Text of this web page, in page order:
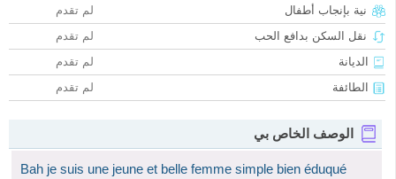
نية بإنجاب أطفال
لم تقدم
نقل السكن بدافع الحب
لم تقدم
الديانة
لم تقدم
الطائفة
لم تقدم
الوصف الخاص بي
Bah je suis une jeune et belle femme simple bien éduqué